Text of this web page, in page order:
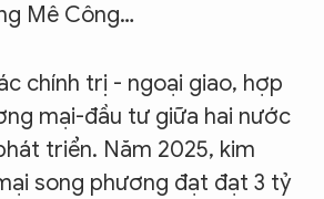
Mê Công…
chính trị - ngoại giao, hợp
mại-đầu tư giữa hai nước
triển. Năm 2025, kim
song phương đạt đạt 3 tỷ